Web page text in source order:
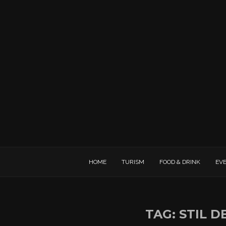
HOME TURISM FOOD & DRINK
TAG: STIL